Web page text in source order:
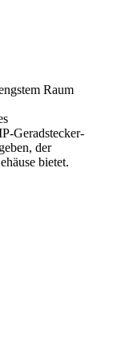
Raum
Geradstecker-
der
bietet.